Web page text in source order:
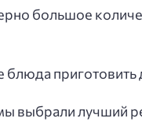
большое
блюда
выбрали лучший